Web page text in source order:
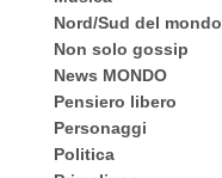
Nord/Sud del mondo
Non solo gossip
News MONDO
Pensiero libero
Personaggi
Politica